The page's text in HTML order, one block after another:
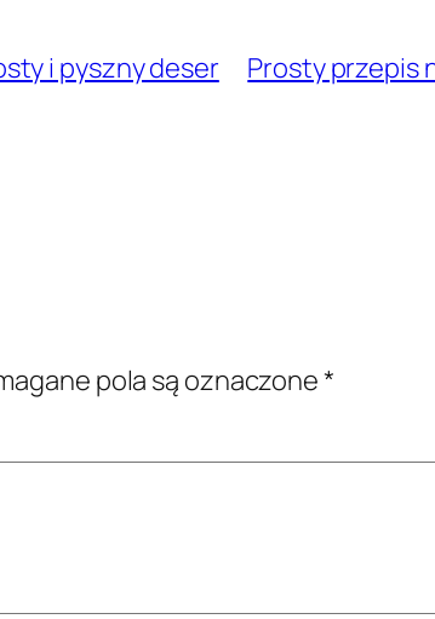
i pyszny deser Prosty przepis
pola są oznaczone*